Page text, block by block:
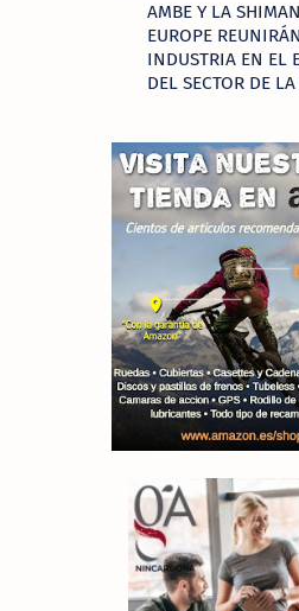
AMBE Y LA
EUROPE
INDUSTRIA EN EL
DEL SECTOR DE